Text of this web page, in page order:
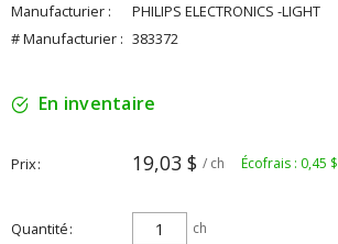
Manufacturier :
PHILIPS ELECTRONICS -LIGHT
# Manufacturier : 383372
En inventaire
Prix 19,03 $ / ch Écofrais : 0,45 $
Quantité ch